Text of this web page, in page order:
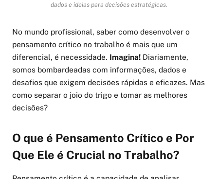
dados e ideias para decisões estratégicas.
No mundo profissional, saber como desenvolver o
pensamento crítico no trabalho é mais que um
diferencial, é necessidade. Imagina! Diariamente,
somos bombardeadas com informações, dados e
desafios que exigem decisões rápidas e eficazes. Mas
como separar o joio do trigo e tomar as melhores
decisões?
O que é Pensamento Crítico e Por
Que Ele é Crucial no Trabalho?